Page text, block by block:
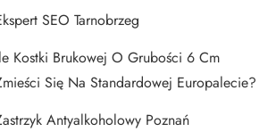
SEO Tarnobrzeg
Kostki Brukowej O Grubości 6 Cm
Się Na Standardowej Europalecie?
Antyalkoholowy Poznań